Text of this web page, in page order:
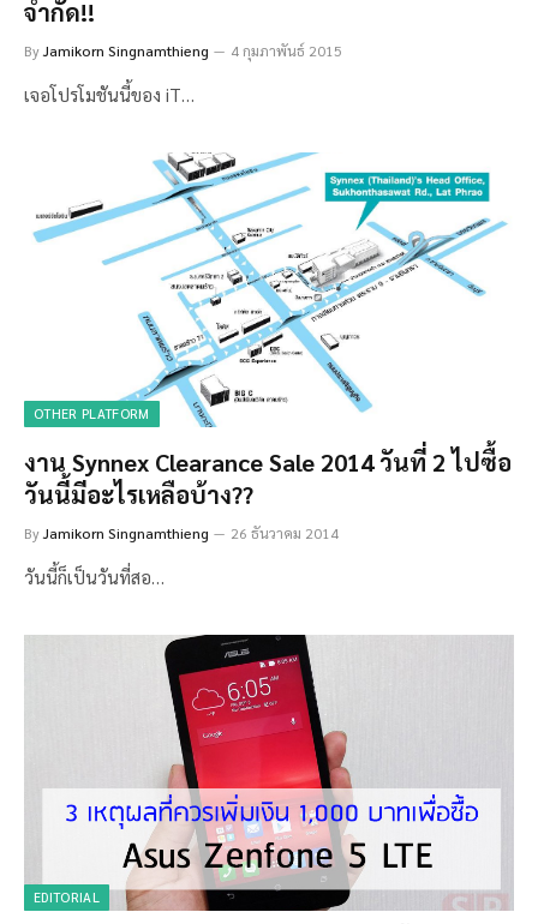
จำกัด!!
ByJamikorn Singnamthieng 4 กุมภาพันธ์ 2015
เจอโปรโมชันนี้ของ iT…
OTHER PLATFORM
งาน Synnex Clearance Sale 2014 วันที่ 2 ไปซื้อ
วันนี้มีอะไรเหลือบ้าง??
ByJamikorn Singnamthieng 26 ธันวาคม 2014
วันนี้ก็เป็นวันที่สอ…
EDITORIAL